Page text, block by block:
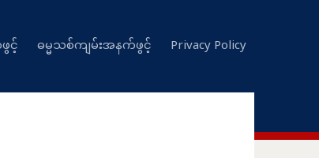
င့် ဓမ္မသစ်ကျမ်းအနက်ဖွင့် Privacy Policy